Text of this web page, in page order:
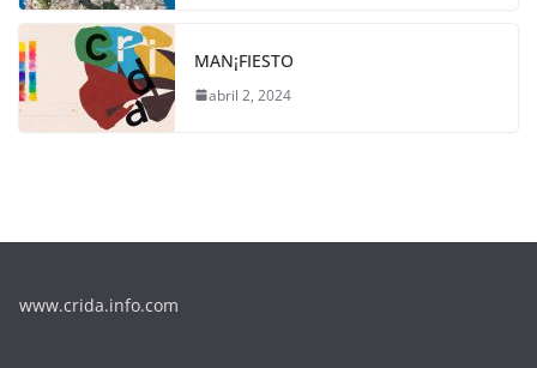
MAN¡FIESTO
abril 2, 2024
www.crida.info.com